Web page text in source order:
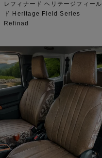
レフィナード ヘリテージフィール
ド Heritage Field Series
Refinad